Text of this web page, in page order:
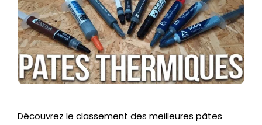
Découvrez le classement des meilleures pâtes